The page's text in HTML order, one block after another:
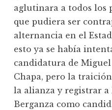
aglutinara a todos los
que pudiera ser
alternancia en el
esto ya se había
candidatura de
Chapa, pero la
la alianza y registrar a
Berganza como